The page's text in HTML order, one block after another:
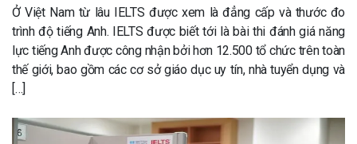
Ở Việt Nam từ lâu IELTS được xem là đẳng cấp và thước đo
trình độ tiếng Anh. IELTS được biết tới là bài thi đánh giá năng
lực tiếng Anh được công nhận bởi hơn 12.500 tổ chức trên toàn
thế giới, bao gồm các cơ sở giáo dục uy tín, nhà tuyển dụng và
[…]